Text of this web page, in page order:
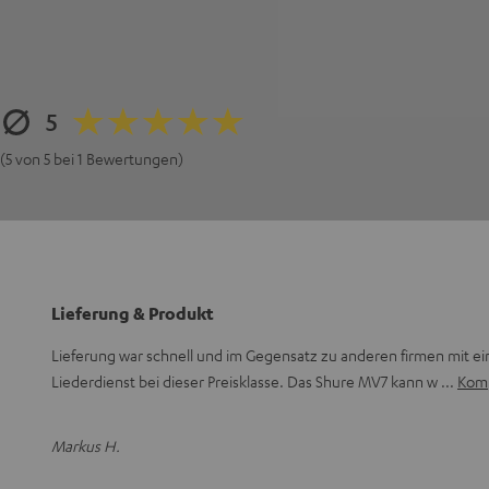
5
(5 von 5 bei 1 Bewertungen)
Lieferung & Produkt
Lieferung war schnell und im Gegensatz zu anderen firmen mit
Liederdienst bei dieser Preisklasse. Das Shure MV7 kann w
Markus H.